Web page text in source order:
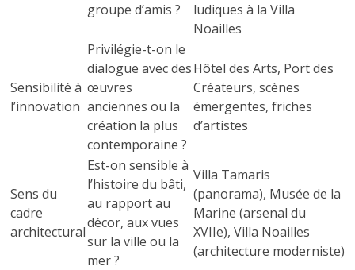
groupe d’amis ?
ludiques à la Villa
Noailles
Sensibilité à
l’innovation
Privilégie-t-on le
dialogue avec des
œuvres
anciennes ou la
création la plus
contemporaine ?
Hôtel des Arts, Port des
Créateurs, scènes
émergentes, friches
d’artistes
Sens du
cadre
architectural
Est-on sensible à
l’histoire du bâti,
au rapport au
décor, aux vues
sur la ville ou la
mer ?
Villa Tamaris
(panorama), Musée de la
Marine (arsenal du
XVIIe), Villa Noailles
(architecture moderniste)